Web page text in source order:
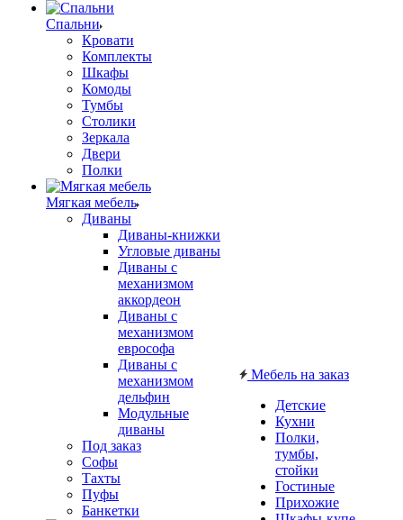
Спальни
Кровати
Комплекты
Шкафы
Комоды
Тумбы
Столики
Зеркала
Двери
Полки
Мягкая мебель
Диваны
Диваны-книжки
Угловые диваны
Диваны с
механизмом
аккордеон
Диваны с
механизмом
еврософа
Диваны с
механизмом
дельфин
Модульные
диваны
Под заказ
Софы
Тахты
Пуфы
Банкетки
Мебель на заказ
Детские
Кухни
Полки,
тумбы,
стойки
Гостиные
Прихожие